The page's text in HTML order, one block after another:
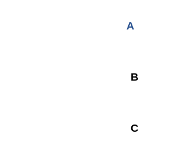
A
B
C